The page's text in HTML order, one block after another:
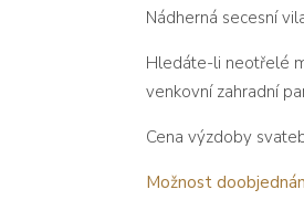
Nádherná secesní
Hledáte-li neotřelé
venkovní zahradní
Cena výzdoby
Možnost